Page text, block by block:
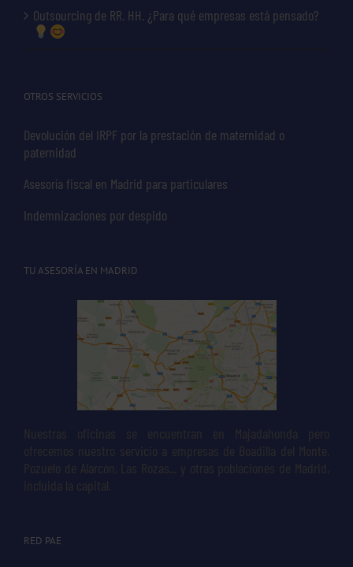
Outsourcing de RR. HH. ¿Para qué empresas está pensado?
OTROS SERVICIOS
Devolución del IRPF por la prestación de maternidad o
paternidad
Asesoría fiscal en Madrid para particulares
Indemnizaciones por despido
TU ASESORÍA EN MADRID
Nuestras oficinas se encuentran en Majadahonda pero
ofrecemos nuestro servicio a empresas de Boadilla del Monte,
Pozuelo de Alarcón, Las Rozas... y otras poblaciones de Madrid,
incluida la capital.
RED PAE